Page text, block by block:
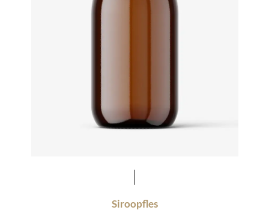
Siroopfles